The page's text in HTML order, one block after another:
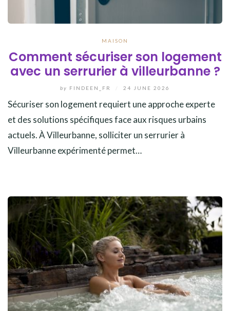
MAISON
Comment sécuriser son logement
avec un serrurier à villeurbanne ?
by FINDEEN_FR 24 JUNE 2026
Sécuriser son logement requiert une approche experte
et des solutions spécifiques face aux risques urbains
actuels. À Villeurbanne, solliciter un serrurier à
Villeurbanne expérimenté permet…